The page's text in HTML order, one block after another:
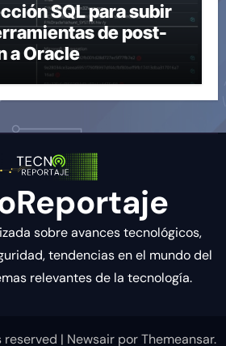
SQL para subir
de post-
a Oracle
sobre avances tecnológicos,
tendencias en el mundo del
relevantes de la tecnología.
| Newsair porThemeansar.